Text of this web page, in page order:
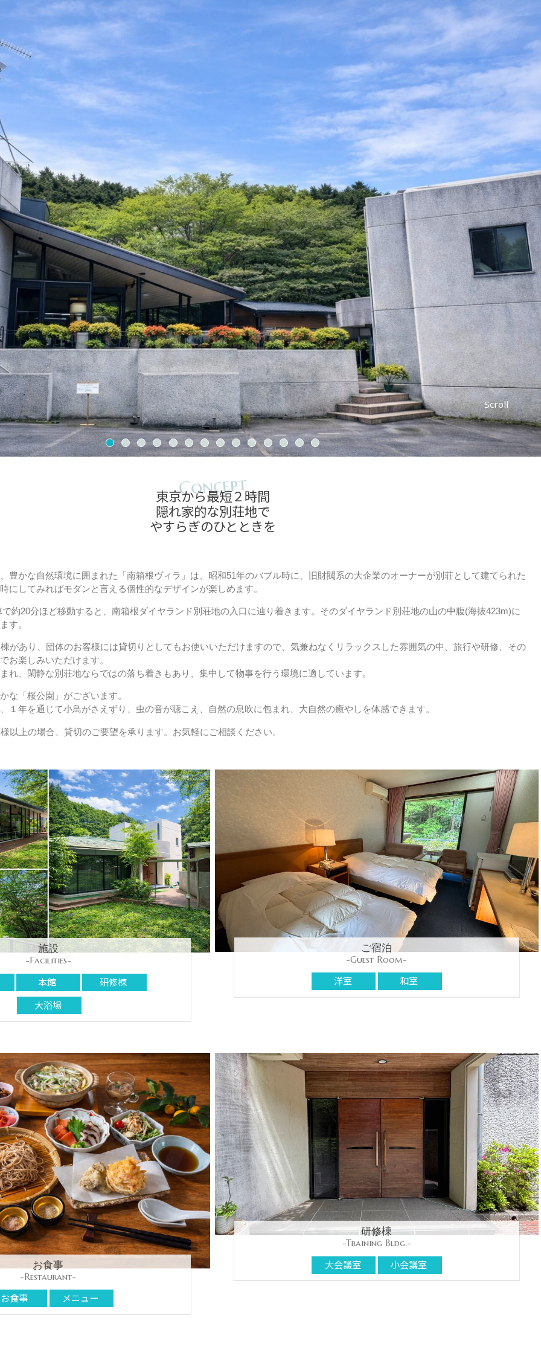
Scroll
東京から最短２時間
隠れ家的な別荘地で
やすらぎのひとときを
豊かな自然環境に囲まれた「南箱根ヴィラ」は、昭和51年のバブル時に、旧財閥系の大企業のオーナーが別荘として建てられた
にしてみればモダンと言える個性的なデザインが楽しめます。
約20分ほど移動すると、南箱根ダイヤランド別荘地の入口に辿り着きます。そのダイヤランド別荘地の山の中腹(海抜423m)に
す。
があり、団体のお客様には貸切りとしてもお使いいただけますので、気兼ねなくリラックスした雰囲気の中、旅行や研修、その
お楽しみいただけます。
れ、閑静な別荘地ならではの落ち着きもあり、集中して物事を行う環境に適しています。
な「桜公園」がございます。
１年を通じて小鳥がさえずり、虫の音が聴こえ、自然の息吹に包まれ、大自然の癒やしを体感できます。
以上の場合、貸切のご要望を承ります。お気軽にご相談ください。
施設
-Facilities-
本館
研修棟
大浴場
ご宿泊
-Guest Room-
洋室 和室
お食事
-Restaurant-
お食事 メニュー
研修棟
-Training Bldg.-
大会議室 小会議室